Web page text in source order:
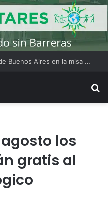
Duro mensaje del arzobispo de Buenos Aires en la misa de San Cayetano
agosto los
gratis al